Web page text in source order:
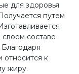
для здоровья
путем
своем составе
относится к
жиру.